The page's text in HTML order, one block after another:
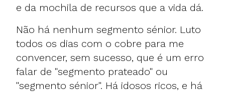
e da mochila de recursos que a vida dá.
Não há nenhum segmento sénior. Luto
todos os dias com o cobre para me
convencer, sem sucesso, que é um erro
falar de "segmento prateado" ou
"segmento sénior". Há idosos ricos, e há